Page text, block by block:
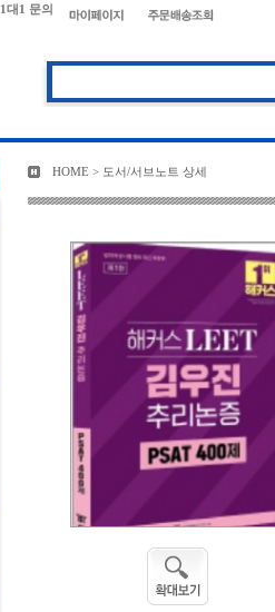
1대1 문의
HOME > 도서/서브노트 상세